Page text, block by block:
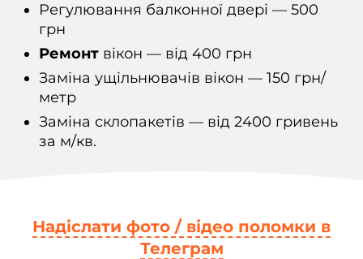
Регулювання балконної двері — 500
грн
Ремонт вікон — від 400 грн
Заміна ущільнювачів вікон — 150 грн/
метр
Заміна склопакетів — від 2400 гривень
за м/кв.
Надіслати фото / відео поломки в
Телеграм